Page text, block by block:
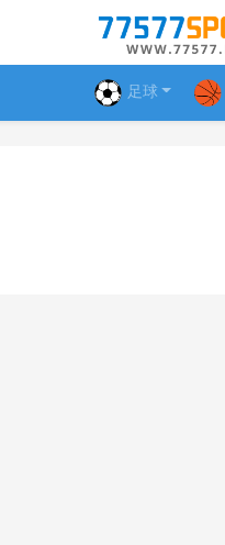
足球